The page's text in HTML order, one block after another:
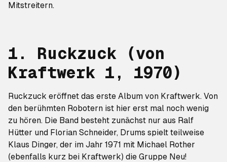
Mitstreitern.
1. Ruckzuck (von
Kraftwerk 1 , 1970)
Ruckzuck eröffnet das erste Album von Kraftwerk. Von
den berühmten Robotern ist hier erst mal noch wenig
zu hören. Die Band besteht zunächst nur aus Ralf
Hütter und Florian Schneider, Drums spielt teilweise
Klaus Dinger, der im Jahr 1971 mit Michael Rother
(ebenfalls kurz bei Kraftwerk) die Gruppe Neu!